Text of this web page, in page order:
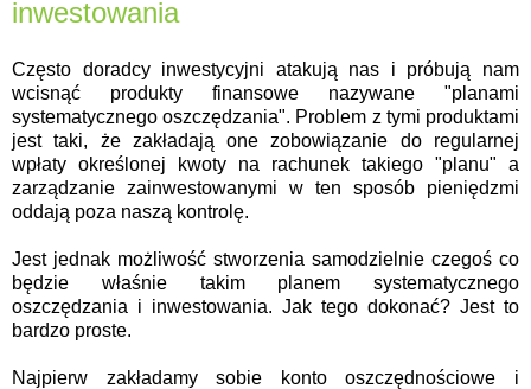
inwestowania
Często doradcy inwestycyjni atakują nas i próbują nam
wcisnąć produkty finansowe nazywane "planami
systematycznego oszczędzania". Problem z tymi produktami
jest taki, że zakładają one zobowiązanie do regularnej
wpłaty określonej kwoty na rachunek takiego "planu" a
zarządzanie zainwestowanymi w ten sposób pieniędzmi
oddają poza naszą kontrolę.
Jest jednak możliwość stworzenia samodzielnie czegoś co
będzie właśnie takim planem systematycznego
oszczędzania i inwestowania. Jak tego dokonać? Jest to
bardzo proste.
Najpierw zakładamy sobie konto oszczędnościowe i